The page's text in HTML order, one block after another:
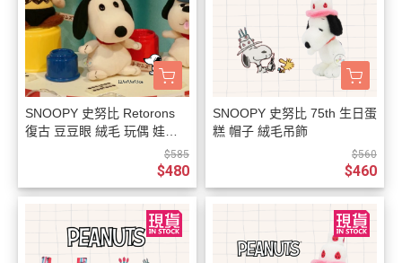
SNOOPY 史努比 Retorons
復古 豆豆眼 絨毛 玩偶 娃娃 1
$585
$480
SNOOPY 史努比 75th 生日蛋
糕 帽子 絨毛吊飾
$560
$460